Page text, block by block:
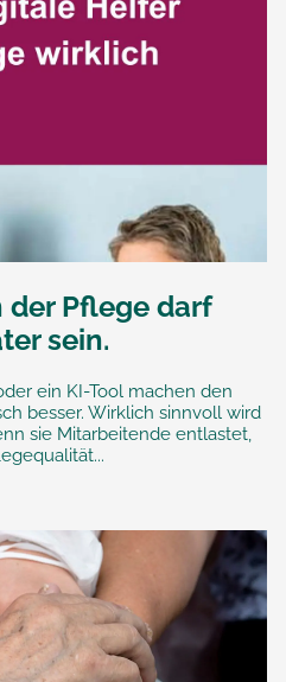
Pflege darf
sein.
ein KI-Tool machen den
besser. Wirklich sinnvoll wird
sie Mitarbeitende entlastet,